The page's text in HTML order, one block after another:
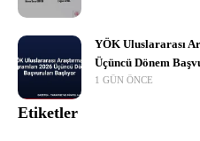
YÖK Uluslararası
Üçüncü Dönem
1 GÜN ÖNCE
Etiketler